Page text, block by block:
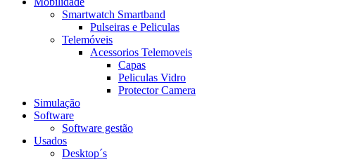
Smartwatch Smartband
Pulseiras e Peliculas
Telemóveis
Acessorios Telemoveis
Capas
Peliculas Vidro
Protector Camera
Simulação
Software
Software gestão
Usados
Desktop´s